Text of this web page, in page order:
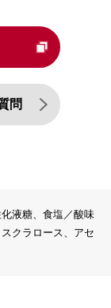
問
液糖、食塩／酸味
クラロース、アセ